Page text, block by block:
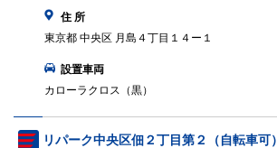
住 所
東京都 中央区 月島４丁目１４ー１
設置車両
カローラクロス（黒）
リパーク中央区佃２丁目第２（自転車可）